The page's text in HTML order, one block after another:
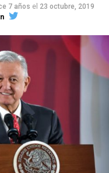
7 años el 23 octubre, 2019